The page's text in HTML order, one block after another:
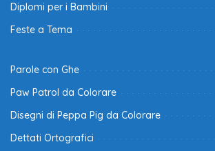
Diplomi per i Bambini
Feste a Tema
Parole con Ghe
Paw Patrol da Colorare
Disegni di Peppa Pig da Colorare
Dettati Ortografici